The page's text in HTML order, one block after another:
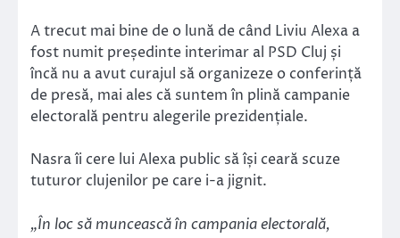
A trecut mai bine de o lună de când Liviu Alexa a
fost numit președinte interimar al PSD Cluj și
încă nu a avut curajul să organizeze o conferință
de presă, mai ales că suntem în plină campanie
electorală pentru alegerile prezidențiale.
Nasra îi cere lui Alexa public să își ceară scuze
tuturor clujenilor pe care i-a jignit.
„În loc să muncească în campania electorală,